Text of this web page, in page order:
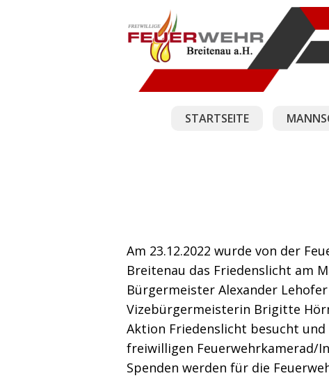
STARTSEITE
Am 23.12.2022 wurde von der
Breitenau das Friedenslicht am
Bürgermeister Alexander
Vizebürgermeisterin Brigitte
Aktion Friedenslicht besucht
freiwilligen Feuerwehrkamerad/
Spenden werden für die